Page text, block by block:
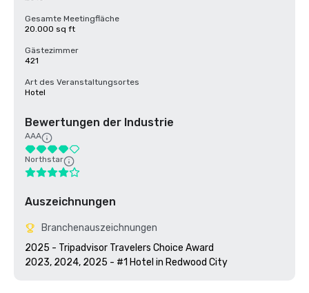
Gesamte Meetingfläche
20.000 sq ft
Gästezimmer
421
Art des Veranstaltungsortes
Hotel
Bewertungen der Industrie
AAA
Northstar
Auszeichnungen
Branchenauszeichnungen
2025 - Tripadvisor Travelers Choice Award
2023, 2024, 2025 - #1 Hotel in Redwood City